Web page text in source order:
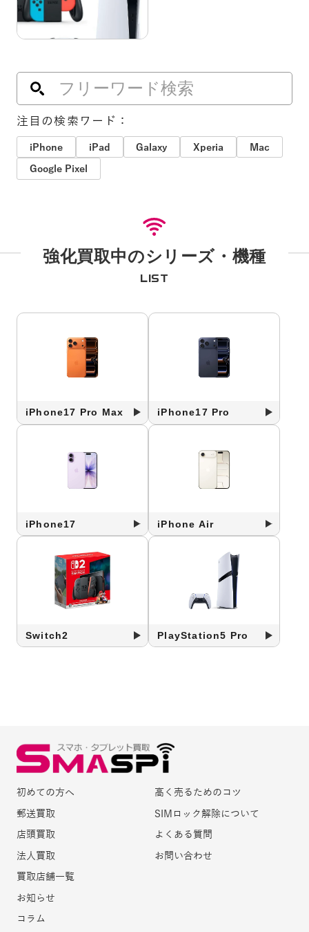
注目の検索ワード：
iPhone iPad Galaxy Xperia
Mac
Google Pixel
強化買取中のシリーズ・機種
LIST
iPhone17 Pro Max iPhone17 Pro
iPhone17 iPhone Air
Switch2 PlayStation5 Pro
初めての方へ
郵送買取
店頭買取
法人買取
買取店舗一覧
お知らせ
コラム
高く売るためのコツ
SIMロック解除について
よくある質問
お問い合わせ